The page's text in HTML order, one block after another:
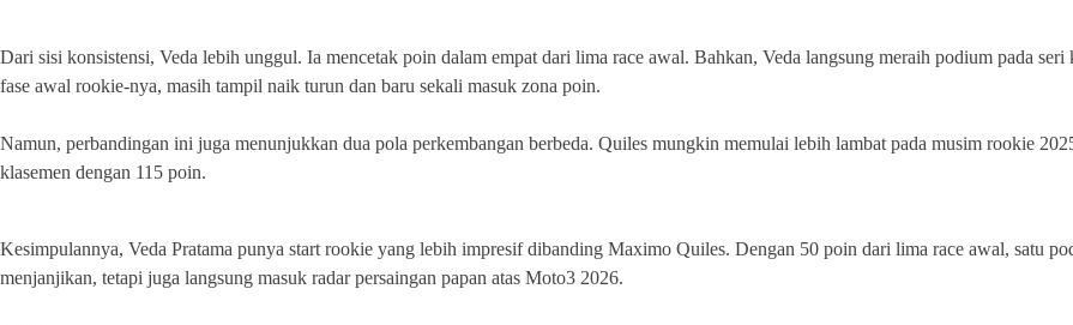
Dari sisi konsistensi, Veda lebih unggul. Ia mencetak poin dalam empat dari lima race awal. Bahkan, Veda langsung meraih podium pada
fase awal rookie-nya, masih tampil naik turun dan baru sekali masuk zona poin.
Namun, perbandingan ini juga menunjukkan dua pola perkembangan berbeda. Quiles mungkin memulai lebih lambat pada musim rookie
klasemen dengan 115 poin.
Kesimpulannya, Veda Pratama punya start rookie yang lebih impresif dibanding Maximo Quiles. Dengan 50 poin dari lima race awal, satu
menjanjikan, tetapi juga langsung masuk radar persaingan papan atas Moto3 2026.